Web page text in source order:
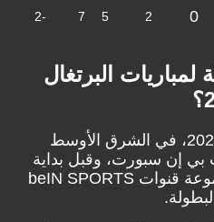
0
2
5
7
-2
لمباريات البرتغال
تنقل مباريات كأس العالم 2022، في الشرق الأوسط
إن سبورت، وقبل بداية
البطولة ستقوم بإطلاق مجموعة قنوات beIN SPORTS